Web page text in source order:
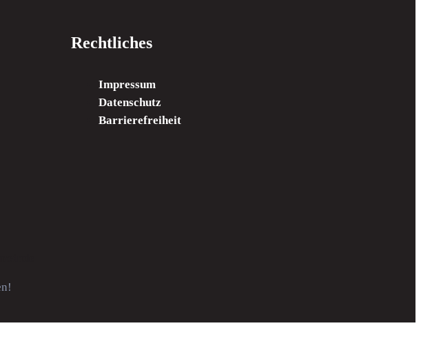
Rechtliches
Impressum
Datenschutz
Barrierefreiheit